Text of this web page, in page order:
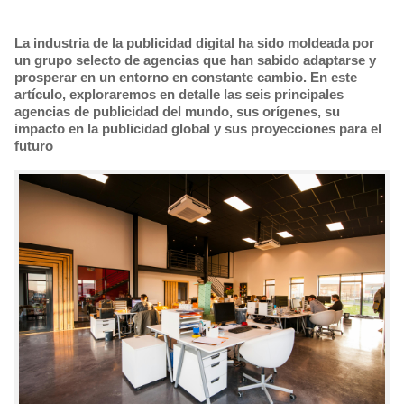
La industria de la publicidad digital ha sido moldeada por
un grupo selecto de agencias que han sabido adaptarse y
prosperar en un entorno en constante cambio. En este
artículo, exploraremos en detalle las seis principales
agencias de publicidad del mundo, sus orígenes, su
impacto en la publicidad global y sus proyecciones para el
futuro